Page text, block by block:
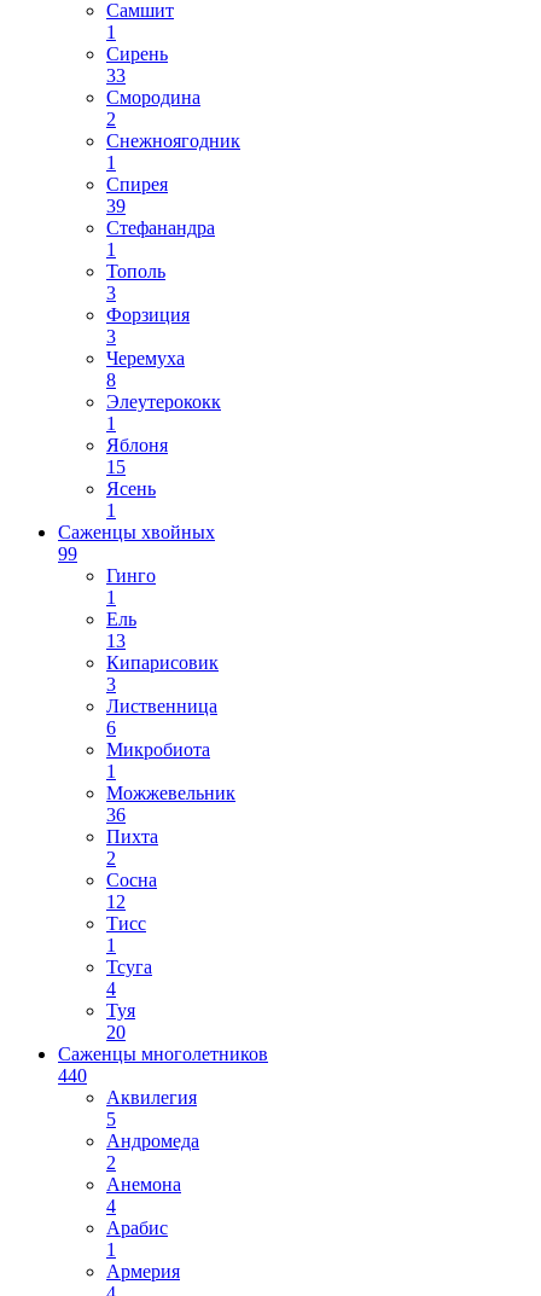
Самшит
1
Сирень
33
Смородина
2
Снежноягодник
1
Спирея
39
Стефанандра
1
Тополь
3
Форзиция
3
Черемуха
8
Элеутерококк
1
Яблоня
15
Ясень
1
Саженцы хвойных
99
Гинго
1
Ель
13
Кипарисовик
3
Лиственница
6
Микробиота
1
Можжевельник
36
Пихта
2
Сосна
12
Тисс
1
Тсуга
4
Туя
20
Саженцы многолетников
440
Аквилегия
5
Андромеда
2
Анемона
4
Арабис
1
Армерия